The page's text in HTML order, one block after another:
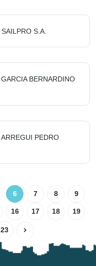
SAILPRO S.A.
GARCIA BERNARDINO
ARREGUI PEDRO
6 7 8 9
16 17 18 19
23